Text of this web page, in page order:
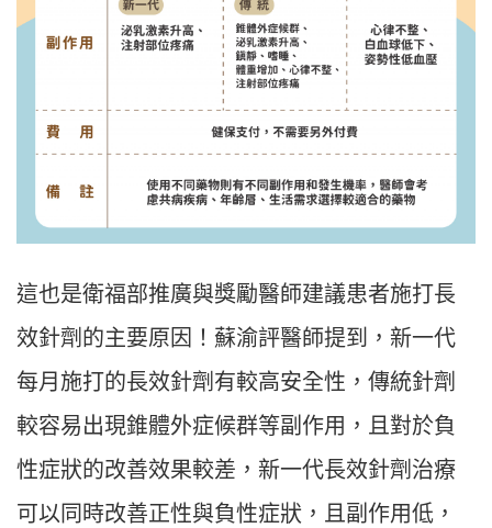
這也是衛福部推廣與獎勵醫師建議患者施打長
效針劑的主要原因！蘇渝評醫師提到，新一代
每月施打的長效針劑有較高安全性，傳統針劑
較容易出現錐體外症候群等副作用，且對於負
性症狀的改善效果較差，新一代長效針劑治療
可以同時改善正性與負性症狀，且副作用低，